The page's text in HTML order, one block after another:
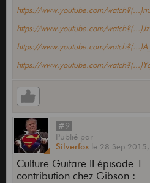
https://www.youtube.com/
https://www.youtube.com/
https://www.youtube.com/
https://www.youtube.com/
#9
Publié par
Silverfox le 28 Sep 2015,
Culture Guitare II épisode 1
contribution chez Gibson :